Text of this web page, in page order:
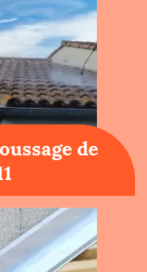
de